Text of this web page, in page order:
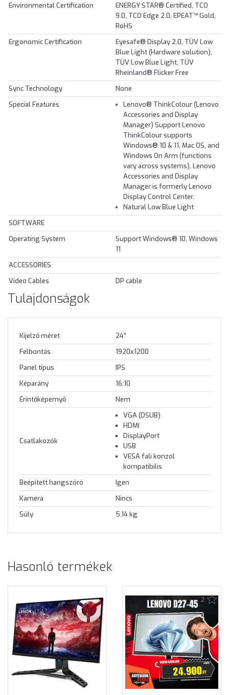
Environmental Certification
ENERGY STAR® Certified, TCO
9.0, TCO Edge 2.0, EPEAT™ Gold,
RoHS
Ergonomic Certification
Eyesafe® Display 2.0, TÜV Low
Blue Light (Hardware solution),
TÜV Low Blue Light, TÜV
Rheinland® Flicker Free
Sync Technology
None
Special Features
Lenovo® ThinkColour (Lenovo
Accessories and Display
Manager) Support Lenovo
ThinkColour supports
Windows® 10 & 11, Mac OS, and
Windows On Arm (functions
vary across systems). Lenovo
Accessories and Display
Manager is formerly Lenovo
Display Control Center.
Natural Low Blue Light
SOFTWARE
Operating System
Support Windows® 10, Windows
11
ACCESSORIES
Video Cables
DP cable
Tulajdonságok
Kijelző méret
24"
Felbontás
1920x1200
Panel típus
IPS
Képarány
16:10
Érintőképernyő
Nem
Csatlakozók
VGA (DSUB)
HDMI
DisplayPort
USB
VESA fali konzol
kompatibilis
Beépített hangszóró
Igen
Kamera
Nincs
Súly
5.14 kg
Hasonló termékek
2